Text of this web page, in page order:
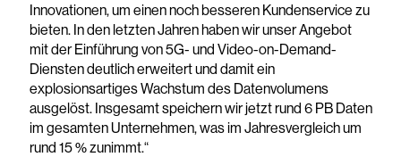
Innovationen, um einen noch besseren Kundenservice zu
bieten. In den letzten Jahren haben wir unser Angebot
mit der Einführung von 5G- und Video-on-Demand-
Diensten deutlich erweitert und damit ein
explosionsartiges Wachstum des Datenvolumens
ausgelöst. Insgesamt speichern wir jetzt rund 6 PB Daten
im gesamten Unternehmen, was im Jahresvergleich um
rund 15 % zunimmt.“